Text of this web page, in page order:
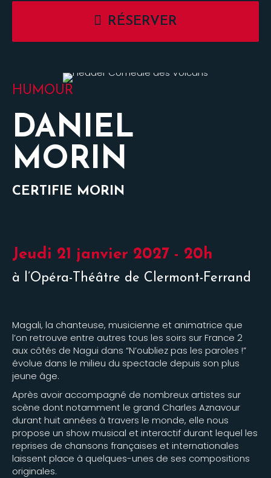
RÉSERVER
HUMOUR
DANIEL
MORIN
CERTIFIE MORIN
Jeudi 21 janvier 2027 - 20h
à l’Opéra-Théâtre de Clermont-Ferrand
Magali, la chanteuse, musicienne et animatrice que
l’on retrouve entre autres tous les soirs sur France 2
aux côtés de Nagui dans “N’oubliez pas les paroles !”
évolue dans le milieu du spectacle depuis son plus
jeune âge.
Après avoir accompagné de nombreux artistes sur
scène dont notamment le grand Charles Aznavour
durant huit années à travers le monde, elle nous
propose un show musical et interactif durant lequel les
reprises de chansons françaises et internationales
laissent place à quelques-unes de ses compositions
originales.